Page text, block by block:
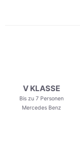
V KLASSE
Bis zu 7 Personen
Mercedes Benz